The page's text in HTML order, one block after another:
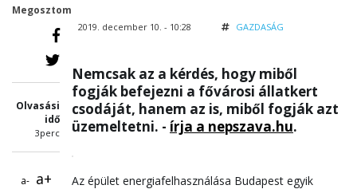
Megosztom
Olvasási
idő
3perc
a- a+
2019. december 10. - 10:28 GAZDASÁG
Nemcsak az a kérdés, hogy miből
fogják befejezni a fővárosi állatkert
csodáját, hanem az is, miből fogják azt
üzemeltetni. - írja a nepszava.hu.
Az épület energiafelhasználása Budapest egyik